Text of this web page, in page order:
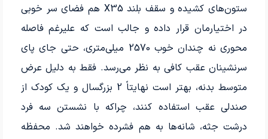
ستون‌های کشیده و سقف بلند X35 هم فضای سر خوبی
در اختیارمان قرار داده و جالب است که علیرغم فاصله
محوری نه چندان خوب 2570 میلی‌متری، حتی جای پای
سرنشینان عقب کافی به نظر می‌رسد. فقط به دلیل عرض
متوسط بدنه، بهتر است نهایتاً 2 بزرگسال و یک کودک از
صندلی عقب استفاده کنند، چراکه با نشستن سه فرد
درشت جثه، شانه‌ها به هم فشرده خواهند شد. محفظه